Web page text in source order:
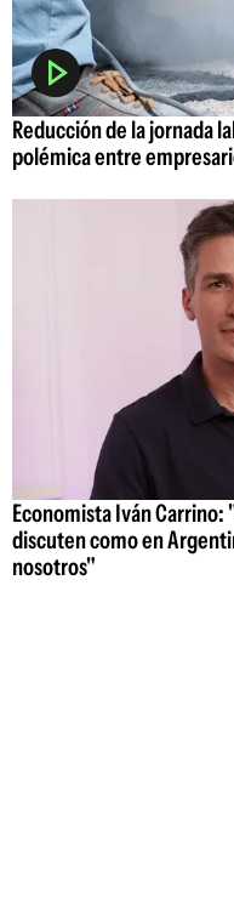
Reducción de la jornada
polémica entre
Economista Iván Carrino:
discuten como en
nosotros"